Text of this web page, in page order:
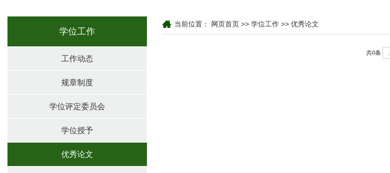
学位工作
工作动态
规章制度
学位评定委员会
学位授予
优秀论文
当前位置： 网页首页 >> 学位工作 >> 优秀论文
共0条